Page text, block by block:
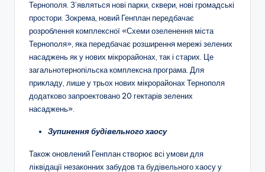
Тернополя. З’являться нові парки, сквери, нові громадські
простори. Зокрема, новий Генплан передбачає
розроблення комплексної «Схеми озеленення міста
Тернополя», яка передбачає розширення мережі зелених
насаджень як у нових мікрорайонах, так і старих. Це
загальнотернопільска комплексна програма. Для
прикладу, лише у трьох нових мікрорайонах Тернополя
додатково запроектовано 20 гектарів зелених
насаджень».
Зупинення будівельного хаосу
Також оновлений Генплан створює всі умови для
ліквідації незаконних забудов та будівельного хаосу у